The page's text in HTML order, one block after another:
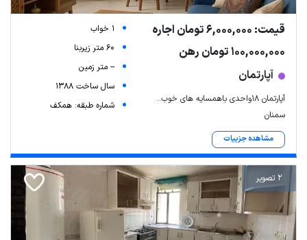
Leaflet | Map data © ariamarz.com
قیمت: 6,000,000 تومان اجاره
100,000,000 تومان رهن
آپارتمان
آپارتمان ۱۸واحدی باهمسایه های خوب..
سمنان
مشاهده جزییات
1 خواب
60 متر زیربنا
-- متر زمین
سال ساخت 1388
شماره طبقه: همکف
2 تصویر